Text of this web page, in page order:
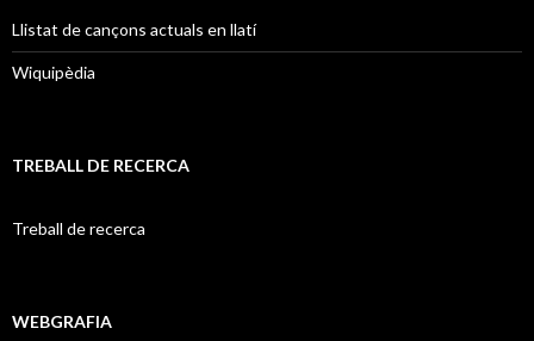
Llistat de cançons actuals en llatí
Wiquipèdia
TREBALL DE RECERCA
Treball de recerca
WEBGRAFIA